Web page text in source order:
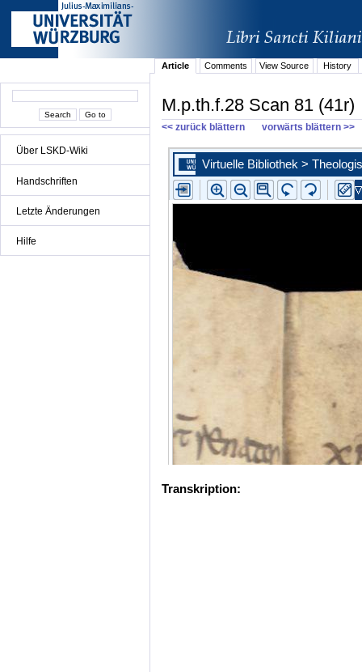
Über LSKD-Wiki
Handschriften
Letzte Änderungen
Hilfe
Article Comments View Source History
M.p.th.f.28 Scan 81 (41r)
<< zurück blättern vorwärts blättern >>
Transkription: